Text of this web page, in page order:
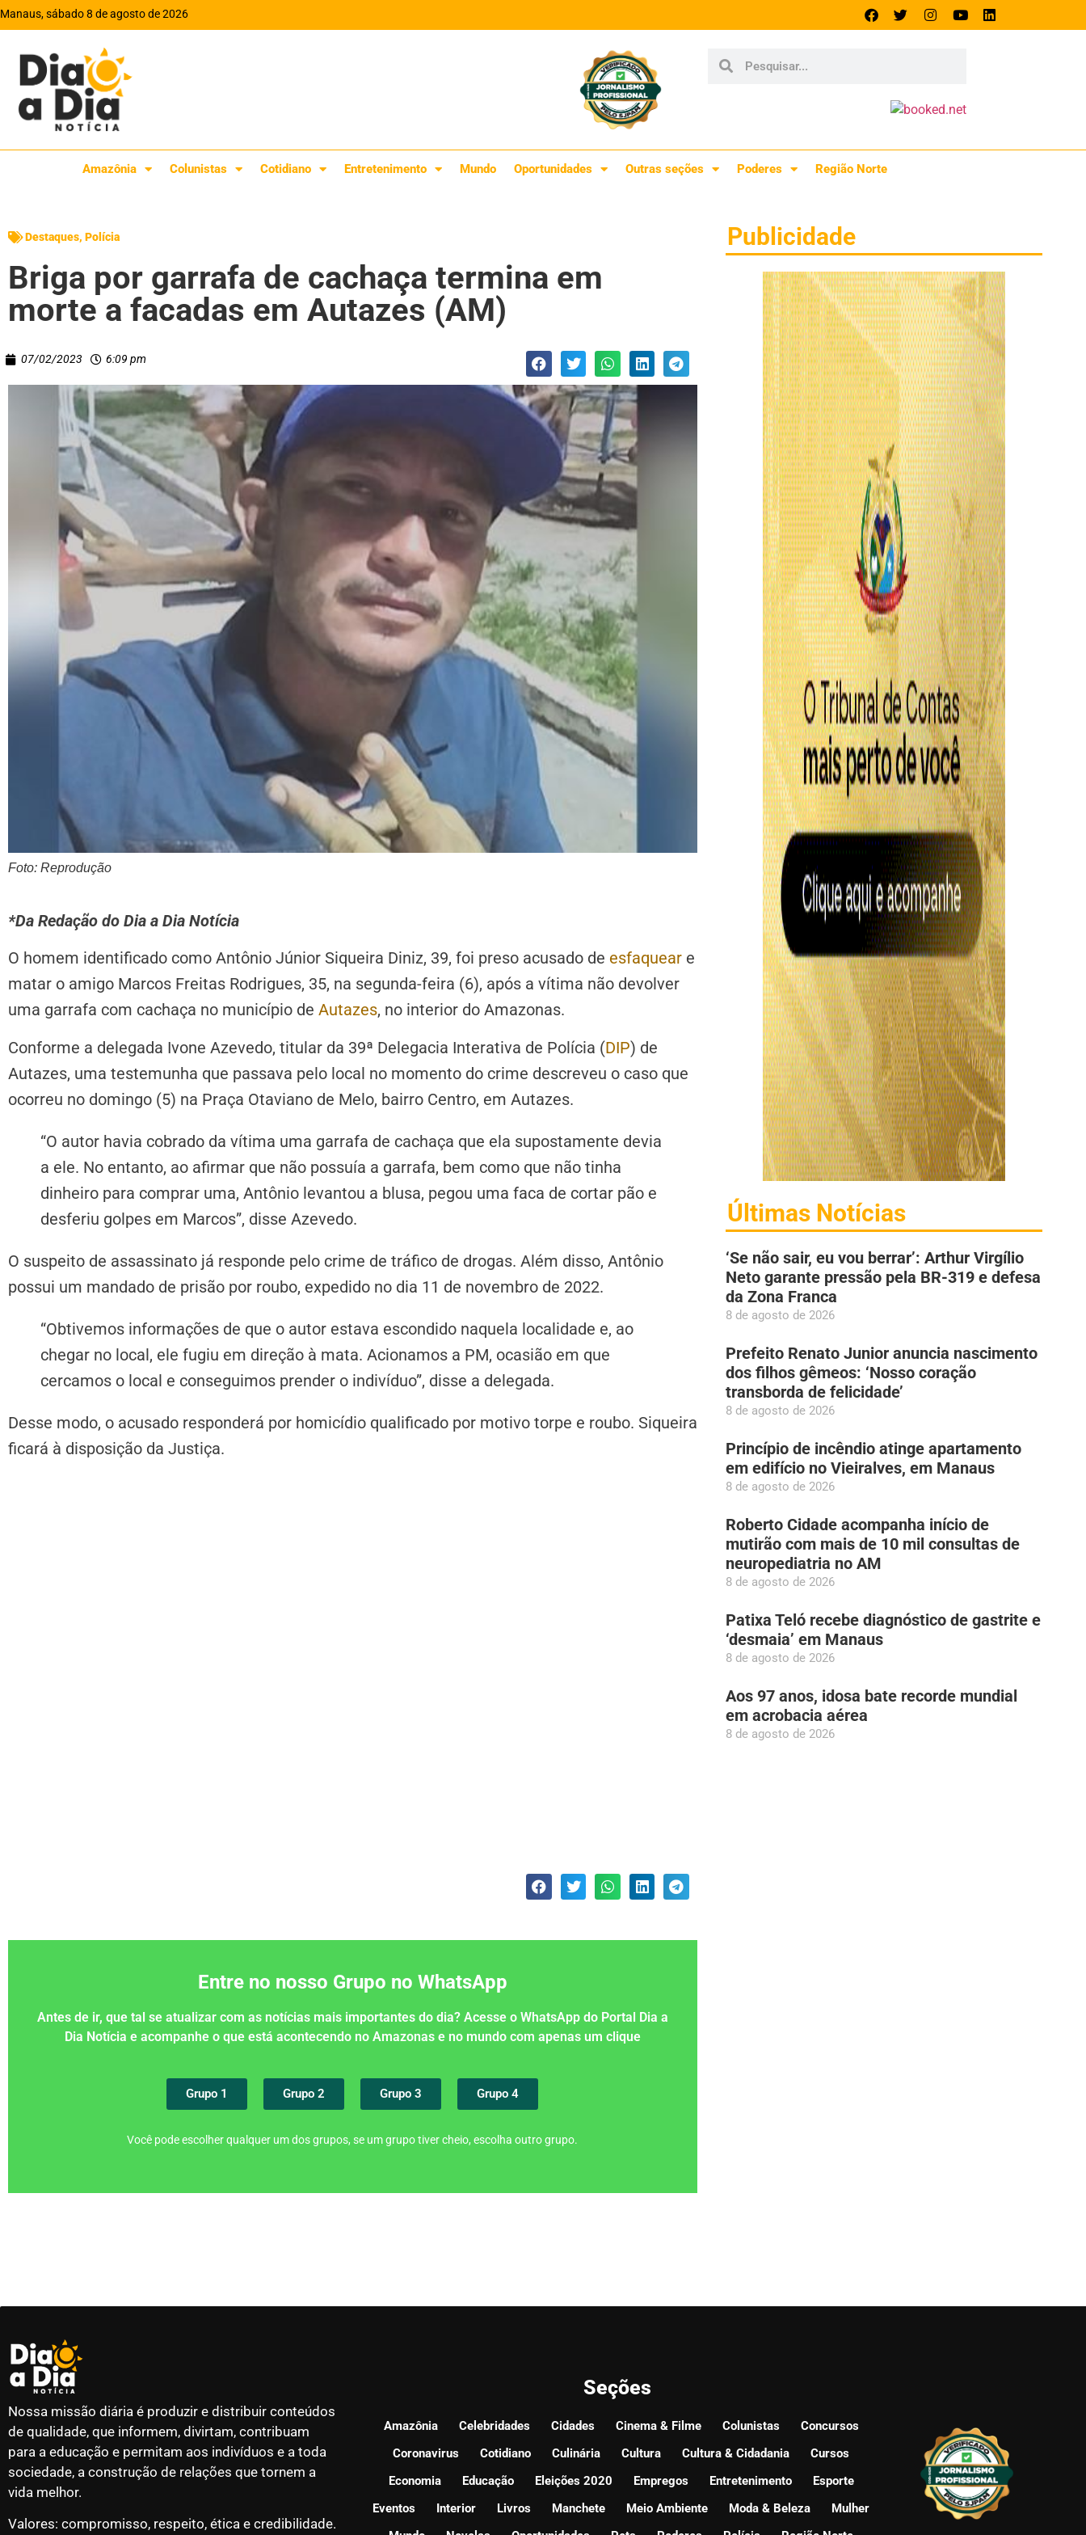
Manaus, sábado 8 de agosto de 2026
Amazônia Colunistas Cotidiano Entretenimento Mundo Oportunidades Outras seções Poderes Região Norte
Destaques, Polícia
Briga por garrafa de cachaça termina em
morte a facadas em Autazes (AM)
07/02/2023 6:09 pm
Foto: Reprodução
*Da Redação do Dia a Dia Notícia
O homem identificado como Antônio Júnior Siqueira Diniz, 39, foi preso acusado de esfaquear e
matar o amigo Marcos Freitas Rodrigues, 35, na segunda-feira (6), após a vítima não devolver
uma garrafa com cachaça no município de Autazes, no interior do Amazonas.
Conforme a delegada Ivone Azevedo, titular da 39ª Delegacia Interativa de Polícia (DIP) de
Autazes, uma testemunha que passava pelo local no momento do crime descreveu o caso que
ocorreu no domingo (5) na Praça Otaviano de Melo, bairro Centro, em Autazes.
“O autor havia cobrado da vítima uma garrafa de cachaça que ela supostamente devia
a ele. No entanto, ao afirmar que não possuía a garrafa, bem como que não tinha
dinheiro para comprar uma, Antônio levantou a blusa, pegou uma faca de cortar pão e
desferiu golpes em Marcos”, disse Azevedo.
O suspeito de assassinato já responde pelo crime de tráfico de drogas. Além disso, Antônio
possui um mandado de prisão por roubo, expedido no dia 11 de novembro de 2022.
“Obtivemos informações de que o autor estava escondido naquela localidade e, ao
chegar no local, ele fugiu em direção à mata. Acionamos a PM, ocasião em que
cercamos o local e conseguimos prender o indivíduo”, disse a delegada.
Desse modo, o acusado responderá por homicídio qualificado por motivo torpe e roubo. Siqueira
ficará à disposição da Justiça.
Entre no nosso Grupo no WhatsApp
Antes de ir, que tal se atualizar com as notícias mais importantes do dia? Acesse o WhatsApp do Portal Dia a
Dia Notícia e acompanhe o que está acontecendo no Amazonas e no mundo com apenas um clique
Grupo 1 Grupo 2 Grupo 3 Grupo 4
Você pode escolher qualquer um dos grupos, se um grupo tiver cheio, escolha outro grupo.
Publicidade
Últimas Notícias
‘Se não sair, eu vou berrar’: Arthur Virgílio
Neto garante pressão pela BR-319 e defesa
da Zona Franca
8 de agosto de 2026
Prefeito Renato Junior anuncia nascimento
dos filhos gêmeos: ‘Nosso coração
transborda de felicidade’
8 de agosto de 2026
Princípio de incêndio atinge apartamento
em edifício no Vieiralves, em Manaus
8 de agosto de 2026
Roberto Cidade acompanha início de
mutirão com mais de 10 mil consultas de
neuropediatria no AM
8 de agosto de 2026
Patixa Teló recebe diagnóstico de gastrite e
‘desmaia’ em Manaus
8 de agosto de 2026
Aos 97 anos, idosa bate recorde mundial
em acrobacia aérea
8 de agosto de 2026
Nossa missão diária é produzir e distribuir conteúdos
de qualidade, que informem, divirtam, contribuam
para a educação e permitam aos indivíduos e a toda
sociedade, a construção de relações que tornem a
vida melhor.
Valores: compromisso, respeito, ética e credibilidade.
Seções
Amazônia Celebridades Cidades Cinema & Filme Colunistas
Concursos
Coronavirus
Cotidiano Culinária Cultura Cultura & Cidadania
Cursos
Economia
Educação Eleições 2020 Empregos Entretenimento
Esporte
Eventos
Interior Livros Manchete Meio Ambiente Moda & Beleza
Mulher